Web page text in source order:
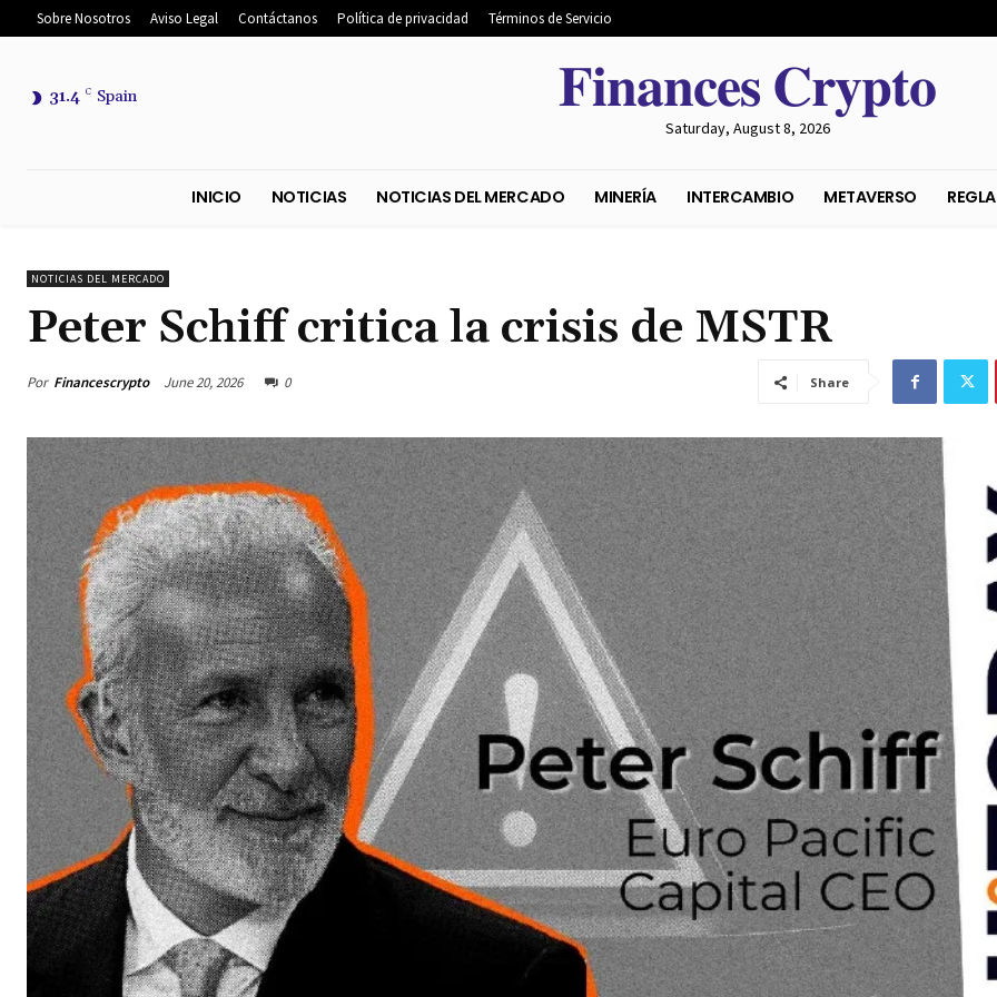
Sobre Nosotros Aviso Legal Contáctanos Política de privacidad Términos de Servicio
31.4 C Spain 𝐅𝐢𝐧𝐚𝐧𝐜𝐞𝐬 𝐂𝐫𝐲𝐩𝐭𝐨
Saturday, August 8, 2026
NOTICIAS DEL MERCADO
Peter Schiff critica la crisis de MSTR
Por Financescrypto June 20, 2026 0 Share